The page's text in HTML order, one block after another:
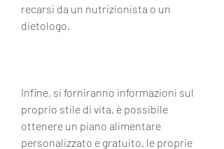
recarsi da un nutrizionista o un
dietologo.
Infine, si forniranno informazioni sul
proprio stile di vita, è possibile
ottenere un piano alimentare
personalizzato e gratuito, le proprie